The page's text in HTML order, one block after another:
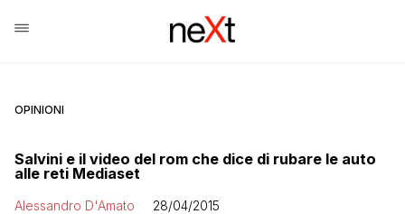
OPINIONI
Salvini e il video del rom che dice di rubare le auto
alle reti Mediaset
Alessandro D'Amato 28/04/2015